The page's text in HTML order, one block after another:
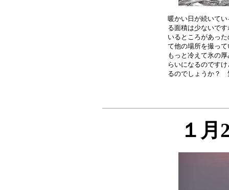
暖かい日が続いて
る面積は少ないで
いるところがあっ
て他の場所を撮っ
もっと冷えて氷の
らいになるのです
１月